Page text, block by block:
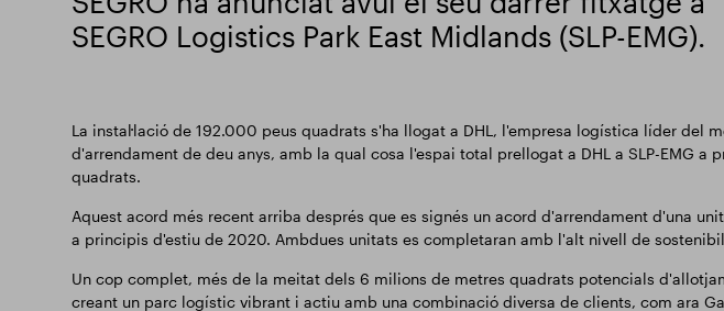
SEGRO Logistics Park East Midlands (SLP-EMG).
La instal·lació de 192.000 peus quadrats s'ha llogat a DHL, l'empresa logística líder del
d'arrendament de deu anys, amb la qual cosa l'espai total prellogat a DHL a SLP-EMG a
quadrats.
Aquest acord més recent arriba després que es signés un acord d'arrendament d'una
a principis d'estiu de 2020. Ambdues unitats es completaran amb l'alt nivell de
Un cop complet, més de la meitat dels 6 milions de metres quadrats potencials
creant un parc logístic vibrant i actiu amb una combinació diversa de clients, com ara